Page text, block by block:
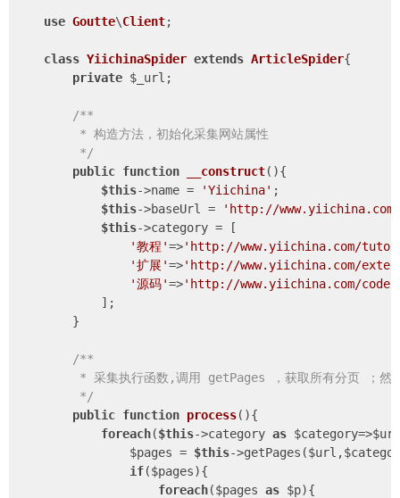
use Goutte\Client;
class YiichinaSpider extends ArticleSpider{
private $_url;
/**
         * 构造方法，初始化采集网站属性
         */
public function __construct(){
$this->name = 'Yiichina' ;
$this->baseUrl =
'http://www.yiichina.com'
$this->category = [
'教程'=>'http://www.yiichina.com/
'扩展'=>'http://www.yiichina.com/
'源码'=>'http://www.yiichina.com/code'
            ];
        }
/**
* 采集执行函数,调用 getPages ，获取所有分页 ；然
         */
public function process(){
foreach($this->category as
                $pages =
$this-
if($pages){
foreach($pages as $p){